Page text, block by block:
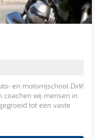
en motorrijschool Dirk!
wij mensen in
tot een vaste